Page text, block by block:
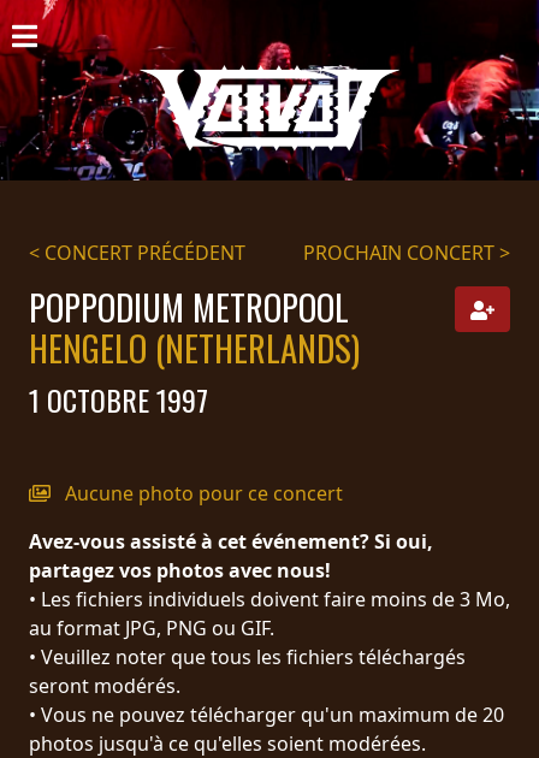
ACCUEIL
NOUVELLES
CONCERTS
DISCOGRAPHIE
GALERIE
BIO
PANIER
DIFFUSION
PRESSE
PIGGY
CONTACT
CONNEXION
< CONCERT PRÉCÉDENT PROCHAIN CONCERT >
POPPODIUM METROPOOL
HENGELO (NETHERLANDS)
1 OCTOBRE 1997
Aucune photo pour ce concert
Avez-vous assisté à cet événement? Si oui,
partagez vos photos avec nous!
• Les fichiers individuels doivent faire moins de 3 Mo,
au format JPG, PNG ou GIF.
• Veuillez noter que tous les fichiers téléchargés
seront modérés.
• Vous ne pouvez télécharger qu'un maximum de 20
photos jusqu'à ce qu'elles soient modérées.